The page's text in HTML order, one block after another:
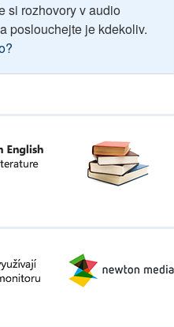
si rozhovory v audio
poslouchejte je kdekoliv.